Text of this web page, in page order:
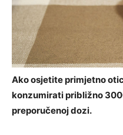
Ako osjetite primjetno
konzumirati približno
preporučenoj dozi.